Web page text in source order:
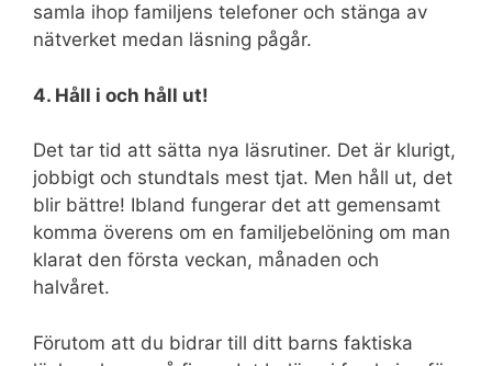
samla ihop familjens telefoner och stänga av
nätverket medan läsning pågår.
4. Håll i och håll ut!
Det tar tid att sätta nya läsrutiner. Det är klurigt,
jobbigt och stundtals mest tjat. Men håll ut, det
blir bättre! Ibland fungerar det att gemensamt
komma överens om en familjebelöning om man
klarat den första veckan, månaden och
halvåret.
Förutom att du bidrar till ditt barns faktiska